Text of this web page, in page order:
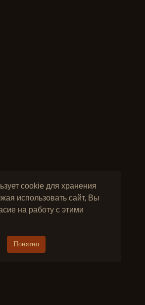
cookie для хранения
использовать сайт, Вы
на работу с этими
Понятно